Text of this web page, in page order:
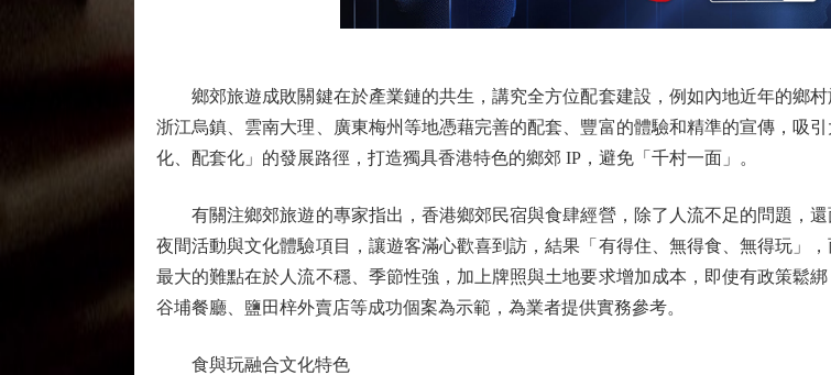
鄉郊旅遊成敗關鍵在於產業鏈的共生，講究全方位配套建設，例如內地近年的鄉村
浙江烏鎮、雲南大理、廣東梅州等地憑藉完善的配套、豐富的體驗和精準的宣傳，吸
化、配套化」的發展路徑，打造獨具香港特色的鄉郊 IP，避免「千村一面」。
有關注鄉郊旅遊的專家指出，香港鄉郊民宿與食肆經營，除了人流不足的問題，還
夜間活動與文化體驗項目，讓遊客滿心歡喜到訪，結果「有得住、無得食、無得玩」
最大的難點在於人流不穩、季節性強，加上牌照與土地要求增加成本，即使有政策鬆
谷埔餐廳、鹽田梓外賣店等成功個案為示範，為業者提供實務參考。
食與玩融合文化特色